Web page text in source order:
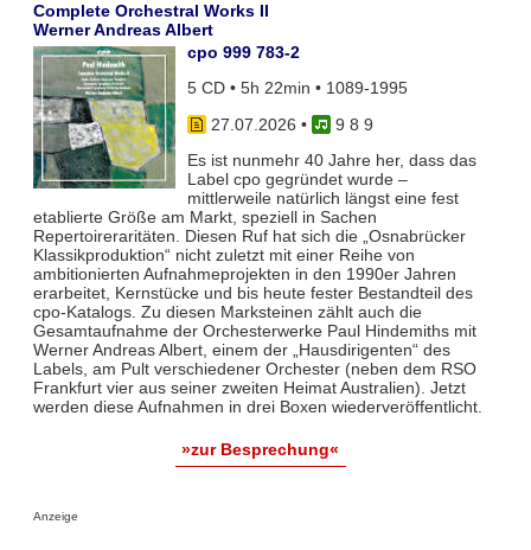
Complete Orchestral Works II
Werner Andreas Albert
cpo 999 783-2
5 CD • 5h 22min • 1089-1995
27.07.2026 •
9 8 9
Es ist nunmehr 40 Jahre her, dass das
Label cpo gegründet wurde –
mittlerweile natürlich längst eine fest
etablierte Größe am Markt, speziell in Sachen
Repertoireraritäten. Diesen Ruf hat sich die „Osnabrücker
Klassikproduktion“ nicht zuletzt mit einer Reihe von
ambitionierten Aufnahmeprojekten in den 1990er Jahren
erarbeitet, Kernstücke und bis heute fester Bestandteil des
cpo-Katalogs. Zu diesen Marksteinen zählt auch die
Gesamtaufnahme der Orchesterwerke Paul Hindemiths mit
Werner Andreas Albert, einem der „Hausdirigenten“ des
Labels, am Pult verschiedener Orchester (neben dem RSO
Frankfurt vier aus seiner zweiten Heimat Australien). Jetzt
werden diese Aufnahmen in drei Boxen wiederveröffentlicht.
»zur Besprechung«
Anzeige